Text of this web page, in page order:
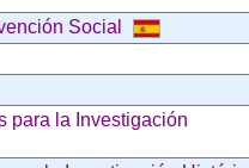
Social
para la Investigación